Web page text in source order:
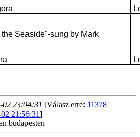
Seaside"-sung by Mark
02 23:04:31 [Válasz erre: 11378
21:56:31]
budapesten